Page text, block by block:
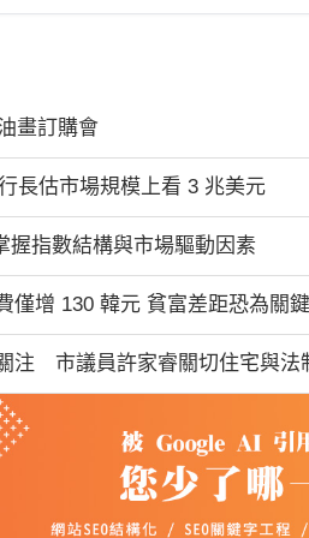
畫訂購會
長估市場規模上看 3 兆美元
握指數結構與市場驅動因素
僅增 130 韓元 貧富差距恐為關鍵
注 市議員許家睿關切住宅與法